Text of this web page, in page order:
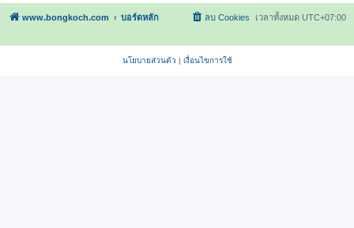
www.bongkoch.com บอร์ดหลัก เวลาทั้งหมด UTC+07:00
ลบ Cookies
นโยบายส่วนตัว | เงื่อนไขการใช้